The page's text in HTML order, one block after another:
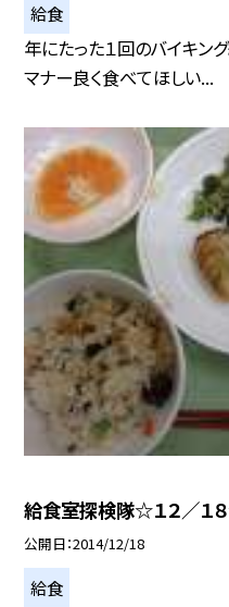
給食
年にたった１回のバイキング
マナー良く食べてほしい...
給食室探検隊☆１２／１
公開日 2014/12/18
給食